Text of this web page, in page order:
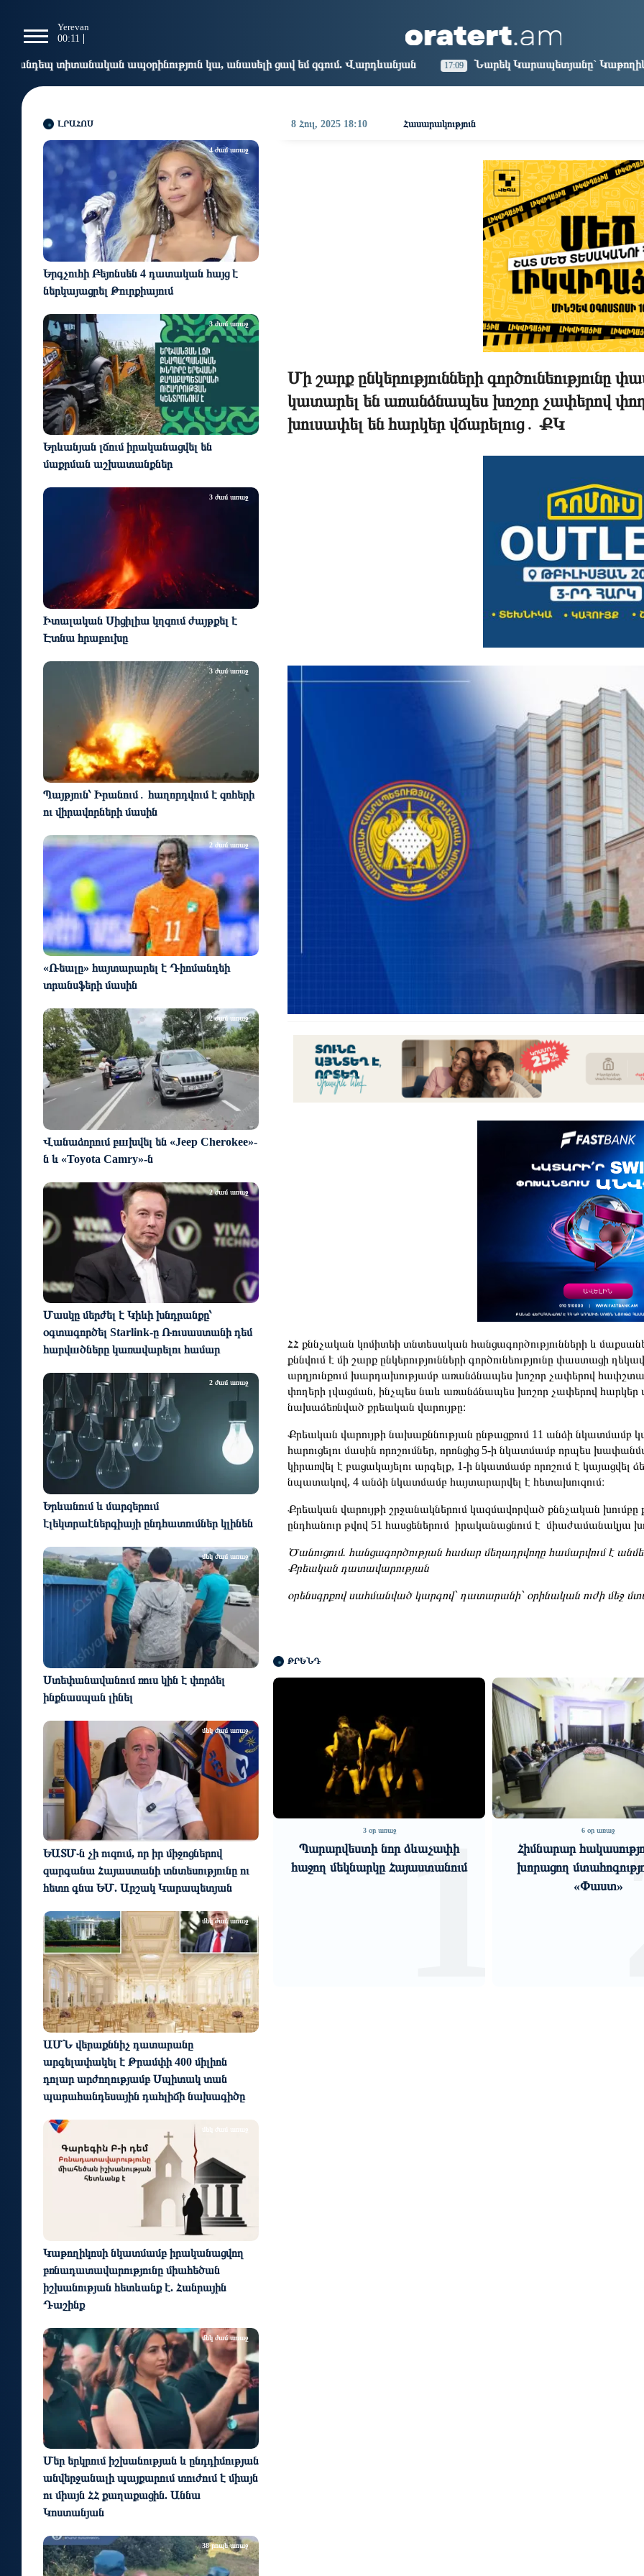
Yerevan
00:11
Los Angeles
13:11
Beijing
04:11
կա, անասելի ցավ եմ զգում. Վարդևանյան 17:09 Նարեկ Կարապետյանը` Կաթողիկոսին հեռացնել
ԼՐԱՀՈՍ
Երգչուհի Բեյոնսեն ​​4 դատական հայց է
ներկայացրել Թուրքիայում
4 ժամ առաջ
Երևանյան լճում իրականացվել են
մաքրման աշխատանքներ
3 ժամ առաջ
Իտալական Սիցիլիա կղզում ժայթքել է
Էտնա հրաբուխը
3 ժամ առաջ
Պայթյուն՝ Իրանում․ հաղորդվում է զոհերի
ու վիրավորների մասին
3 ժամ առաջ
«Ռեալը» հայտարարել է Դիոմանդեի
տրանսֆերի մասին
2 ժամ առաջ
Վանաձորում բшխվել են «Jeep Cherokee»-
ն և «Toyota Camry»-ն
2 ժամ առաջ
Մասկը մերժել է Կիևի խնդրանքը՝
օգտագործել Starlink-ը Ռուսաստանի դեմ
հարվшծները կառավարելու համար
2 ժամ առաջ
Երևանում և մարզերում
էլեկտրաէներգիայի ընդհատումներ կլինեն
2 ժամ առաջ
Ստեփանավանում ռուս կին է փորձել
ինքնասպան լինել
մեկ ժամ առաջ
ԵԱՏՄ֊ն չի ուզում, որ իր միջոցներով
զարգանա Հայաստանի տնտեսությունը ու
հետո գնա ԵՄ. Արշակ Կարապետյան
մեկ ժամ առաջ
ԱՄՆ վերաքննիչ դատարանը
արգելափակել է Թրամփի 400 միլիոն
դոլար արժողությամբ Սպիտակ տան
պարահանդեսային դահլիճի նախագիծը
մեկ ժամ առաջ
Կաթողիկոսի նկատմամբ իրականացվող
բռնադատավարությունը միահեծան
իշխանության հետևանք է. Հանրային
Դաշինք
մեկ ժամ առաջ
Մեր երկրում իշխանության և ընդդիմության
անվերջանալի պայքարում տուժում է միայն
ու միայն ՀՀ քաղաքացին. Աննա
Կոստանյան
մեկ ժամ առաջ
38 րոպե առաջ
8 Հուլ, 2025 18:10 Հասարակություն
Մի շարք ընկերությունների
կատարել են առանձնապես խոշոր չափերով
խուսափել են հարկեր վճարելուց․ ՔԿ
ՀՀ քննչական կոմիտեի տնտեսական հանցագործությունների և
քննվում է մի շարք ընկերությունների գործունեությունը փաստացի
արդյունքում խարդախությամբ առանձնապես խոշոր չափերով
փողերի լվացման, ինչպես նաև առանձնապես խոշոր չափերով հարկեր
նախաձեռնված քրեական վարույթը։
Քրեական վարույթի նախաքննության ընթացքում 11 անձի նկատմամբ
հարուցելու մասին որոշումներ, որոնցից 5-ի նկատմամբ որպես
կիրառվել է բացակայելու արգելք, 1-ի նկատմամբ որոշում է կայացվել
նպատակով, 4 անձի նկատմամբ հայտարարվել է հետախուզում։
Քրեական վարույթի շրջանակներում կազմավորված քննչական խումբը
ընդհանուր թվով 51 հասցեներում իրականացնում է միաժամանակյա
Ծանուցում. հանցագործության համար մեղադրվողը համարվում է
Քրեական դատավարության
օրենսգրքով սահմանված կարգով` դատարանի` օրինական ուժի մեջ
ԹՐԵՆԴ
3 օր առաջ
Պարարվեստի նոր ձևաչափի
հաջող մեկնարկը Հայաստանում
1 6 օր առաջ
Հիմնարար հակասություններ,
խորացող մտահոգություններ.
2 6 օր առաջ
Եվրոպայի մեր
Արցախի հարցում
են «ՀայաՔվեի»